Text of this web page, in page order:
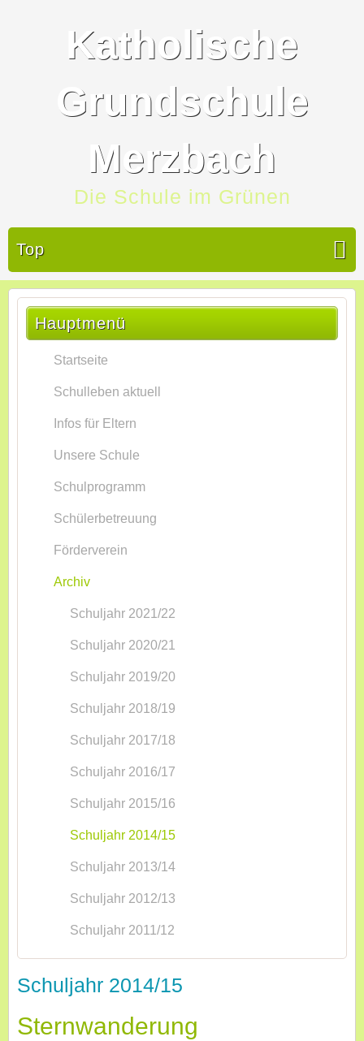
Katholische
Grundschule
Merzbach
Die Schule im Grünen
Top
Hauptmenü
Startseite
Schulleben aktuell
Infos für Eltern
Unsere Schule
Schulprogramm
Schülerbetreuung
Förderverein
Archiv
Schuljahr 2021/22
Schuljahr 2020/21
Schuljahr 2019/20
Schuljahr 2018/19
Schuljahr 2017/18
Schuljahr 2016/17
Schuljahr 2015/16
Schuljahr 2014/15
Schuljahr 2013/14
Schuljahr 2012/13
Schuljahr 2011/12
Schuljahr 2014/15
Sternwanderung